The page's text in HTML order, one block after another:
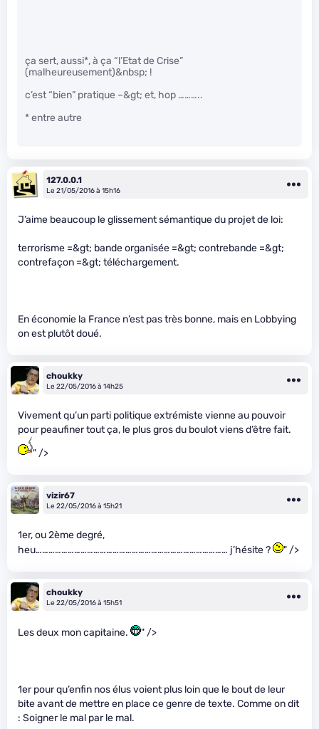
ça sert, aussi*, à ça “l’Etat de Crise”
(malheureusement)&nbsp; !
c’est “bien” pratique –&gt; et, hop ………..
* entre autre
127.0.0.1
Le 21/05/2016 à 15h16
J’aime beaucoup le glissement sémantique du projet de loi:
terrorisme =&gt; bande organisée =&gt; contrebande =&gt;
contrefaçon =&gt; téléchargement.
En économie la France n’est pas très bonne, mais en Lobbying
on est plutôt doué.
choukky
Le 22/05/2016 à 14h25
Vivement qu’un parti politique extrémiste vienne au pouvoir
pour peaufiner tout ça, le plus gros du boulot viens d’être fait.
" />
vizir67
Le 22/05/2016 à 15h21
1er, ou 2ème degré,
heu……………………………………………………………………………… j’hésite ?
" />
choukky
Le 22/05/2016 à 15h51
Les deux mon capitaine. " />
1er pour qu’enfin nos élus voient plus loin que le bout de leur
bite avant de mettre en place ce genre de texte. Comme on dit
: Soigner le mal par le mal.